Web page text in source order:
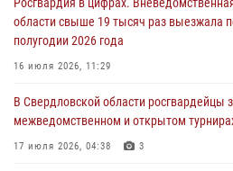
спартакиады «Динамо» памяти
Православные священники поддержали
Свердловские росгвардейцы завоевали
чемпионате по комплексному
Росгвардия в цифрах.
области свыше 19 тысяч раз выезжала
полугодии 2026 года
16 июля 2026, 11:29
В Свердловской области росгвардейцы
межведомственном и открытом
17 июля 2026, 04:38 3